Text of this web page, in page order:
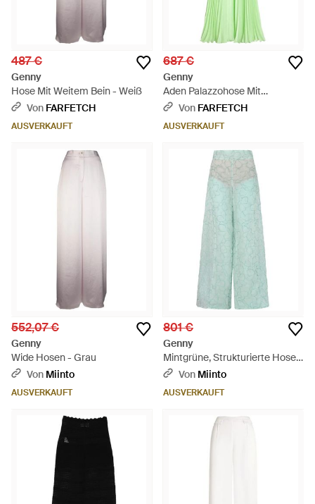
487 €
Genny
Hose Mit Weitem Bein - Weiß
Von FARFETCH
AUSVERKAUFT
687 €
Genny
Aden Palazzohose Mit
Plissiertem Effekt - Grün
Von FARFETCH
AUSVERKAUFT
552,07 €
Genny
Wide Hosen - Grau
Von Miinto
AUSVERKAUFT
801 €
Genny
Mintgrüne, Strukturierte Hose
Mit Weitem Bein
Von Miinto
AUSVERKAUFT